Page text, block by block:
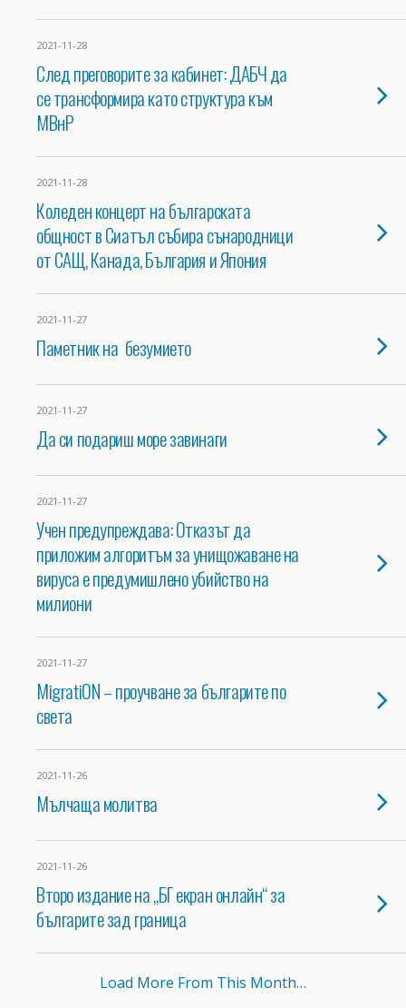
2021-11-28
След преговорите за кабинет: ДАБЧ да
се трансформира като структура към
МВнР
2021-11-28
Коледен концерт на българската
общност в Сиатъл събира сънародници
от САЩ, Канада, България и Япония
2021-11-27
Паметник на безумието
2021-11-27
Да си подариш море завинаги
2021-11-27
Учен предупреждава: Отказът да
приложим алгоритъм за унищожаване на
вируса е предумишлено убийство на
милиони
2021-11-27
MigratiON – проучване за българите по
света
2021-11-26
Мълчаща молитва
2021-11-26
Второ издание на „БГ екран онлайн“ за
българите зад граница
Load More From This Month…